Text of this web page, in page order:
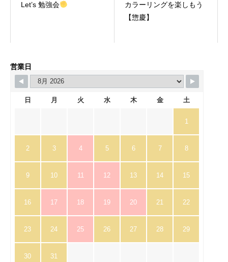
Let’s 勉強会
カラーリングを楽しもう
【惣慶】
営業日
日 月 火 水 木 金 土
1
2 3 4 5 6 7 8
9 10 11 12 13 14 15
16 17 18 19 20 21 22
23 24 25 26 27 28 29
30 31